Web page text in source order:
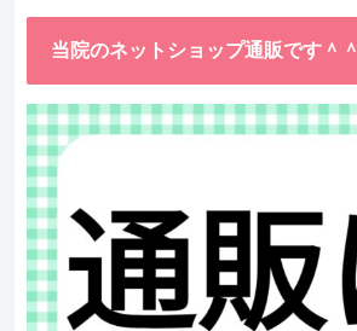
当院のネットショップ通販です＾＾